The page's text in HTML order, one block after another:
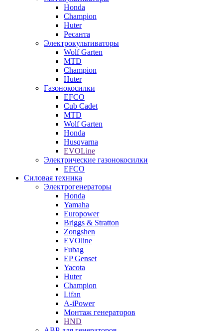
Honda
Champion
Huter
Ресанта
Электрокультиваторы
Wolf Garten
MTD
Champion
Huter
Газонокосилки
EFCO
Cub Cadet
MTD
Wolf Garten
Honda
Husqvarna
EVOLine
Электрические газонокосилки
EFCO
Силовая техника
Электрогенераторы
Honda
Yamaha
Europower
Briggs & Stratton
Zongshen
EVOline
Fubag
EP Genset
Yacota
Huter
Champion
Lifan
A-iPower
Монтаж генераторов
HND